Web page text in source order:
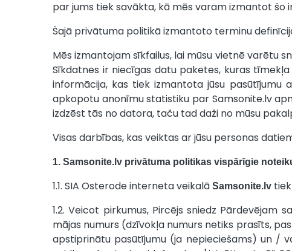
par jums tiek savākta, kā mēs varam izmantot
Šajā privātuma politikā izmantoto terminu
Mēs izmantojam sīkfailus, lai mūsu vietnē varētu
Sīkdatnes ir niecīgas datu paketes, kuras
informācija, kas tiek izmantota jūsu pasūtījumu
apkopotu anonīmu statistiku par Samsonite.lv
izdzēst tās no datora, taču tad daži no mūsu
Visas darbības, kas veiktas ar jūsu personas
1. Samsonite.lv privātuma politikas vispārīgie
1.1. SIA Osterode interneta veikalā Samsonite.lv
1.2. Veicot pirkumus, Pircējs sniedz Pārdevējam
mājas numurs (dzīvokļa numurs netiks prasīts,
apstiprinātu pasūtījumu (ja nepieciešams) un /